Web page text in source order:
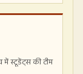
में स्टूडेंट्स की टीम